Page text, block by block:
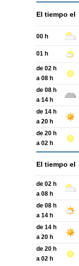
El tiempo el
00 h
01 h
de 02 h
a 08 h
de 08 h
a 14 h
de 14 h
a 20 h
de 20 h
a 02 h
El tiempo el
de 02 h
a 08 h
de 08 h
a 14 h
de 14 h
a 20 h
de 20 h
a 02 h